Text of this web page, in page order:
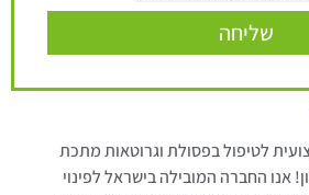
שליחה
לטיפול בפסולת וגרוטאות מתכת
אנו החברה המובילה בישראל לפינוי